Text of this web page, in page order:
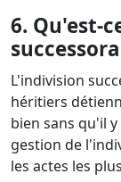
6. Qu'est-
L'indivision
héritiers
bien sans qu'il
gestion de
les actes les